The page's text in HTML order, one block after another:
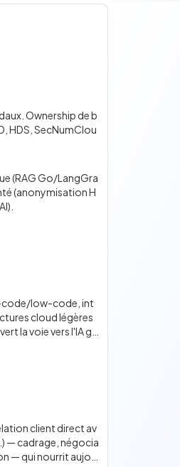
Ownership de b
HDS, SecNumClou
(RAG Go/LangGra
(anonymisation H
code/low-code, int
cloud légères
la voie vers l'IA gé
client direct av
— cadrage, négocia
— qui nourrit aujou